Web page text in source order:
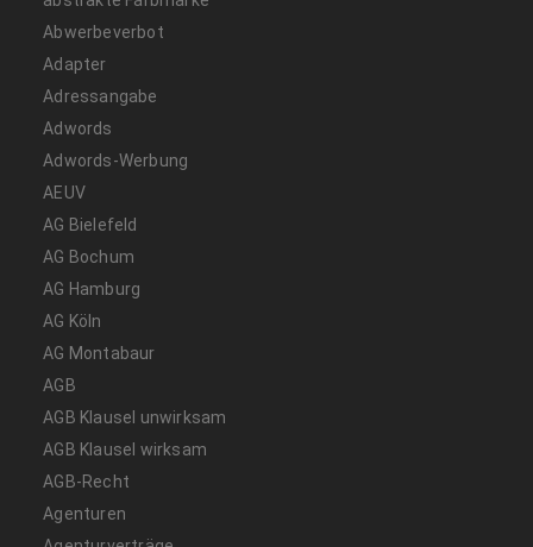
Abwerbeverbot
Adapter
Adressangabe
Adwords
Adwords-Werbung
AEUV
AG Bielefeld
AG Bochum
AG Hamburg
AG Köln
AG Montabaur
AGB
AGB Klausel unwirksam
AGB Klausel wirksam
AGB-Recht
Agenturen